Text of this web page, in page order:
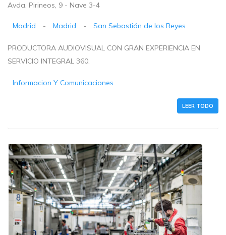
Avda. Pirineos, 9 - Nave 3-4
Madrid - Madrid - San Sebastián de los Reyes
PRODUCTORA AUDIOVISUAL CON GRAN EXPERIENCIA EN
SERVICIO INTEGRAL 360.
Informacion Y Comunicaciones
LEER TODO